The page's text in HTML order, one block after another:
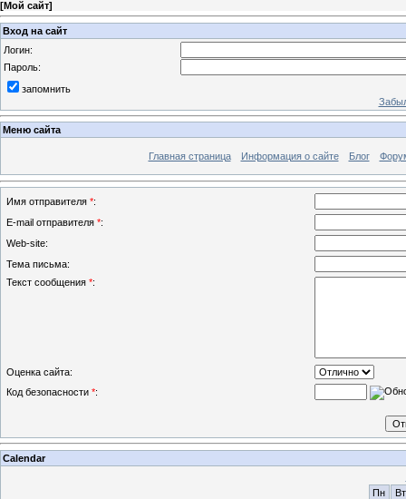
[Мой сайт]
Вход на сайт
Логин:
Пароль:
запомнить
Меню сайта
Главная страница Информация о сайте Блог
Имя отправителя *:
E-mail отправителя *:
Web-site:
Тема письма:
Текст сообщения *:
Оценка сайта:
Код безопасности *:
Calendar
Пн
Вт